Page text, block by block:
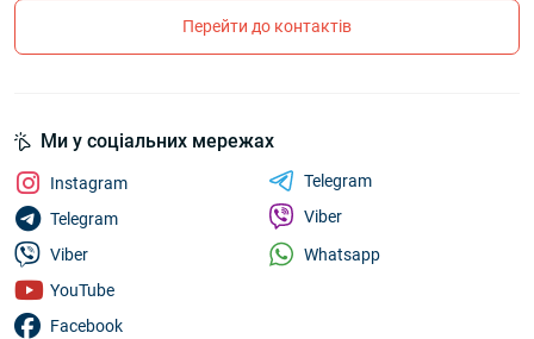
Перейти до контактів
Ми у соціальних мережах
Instagram
Telegram
Viber
YouTube
Facebook
Telegram
Viber
Whatsapp